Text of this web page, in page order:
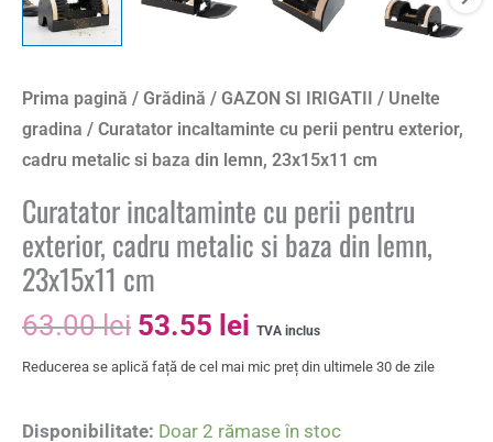
Prima pagină / Grădină / GAZON SI IRIGATII / Unelte
gradina / Curatator incaltaminte cu perii pentru exterior,
cadru metalic si baza din lemn, 23x15x11 cm
Curatator incaltaminte cu perii pentru
exterior, cadru metalic si baza din lemn,
23x15x11 cm
63.00lei 53.55 lei TVA inclus
Reducerea se aplică față de cel mai mic preț din ultimele 30 de zile
Disponibilitate: Doar 2 rămase în stoc